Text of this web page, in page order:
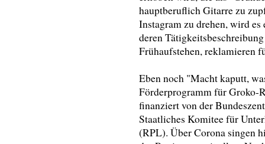
hauptberuflich Gitarre zu
Instagram zu drehen, wird
deren
Frühaufstehen, reklamieren
Eben noch "Macht kaputt,
Förderprogramm für Groko-
finanziert von der
Staatliches Komitee für
(RPL). Über Corona singen